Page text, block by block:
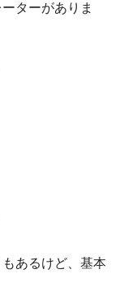
ターがありま
あるけど、基本